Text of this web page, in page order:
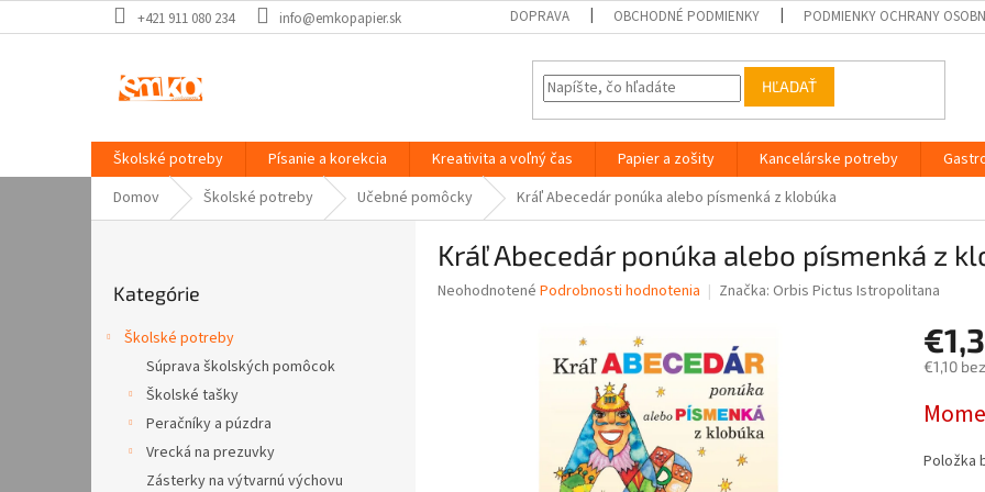
na
+421 911 080 234 info@emkopapier.sk DOPRAVA OBCHODNÉ PODMIENKY PODMIENKY OCHRANY
HĽADAŤ
Školské potreby Písanie a korekcia Kreativita a voľný čas Papier a zošity Kancelárske potreby
Domov
Školské potreby Učebné pomôcky Kráľ Abecedár ponúka alebo písmenká z klobúka
kategórie
Kategórie
Školské potreby
Súprava školských pomôcok
Školské tašky
Peračníky a púzdra
Vrecká na prezuvky
Zásterky na výtvarnú výchovu
Kráľ Abecedár ponúka alebo písmenká z
Priemerné
Neohodnotené Podrobnosti hodnotenia Značka: Orbis Pictus Istropolitana
€1,10
cena:
Položka